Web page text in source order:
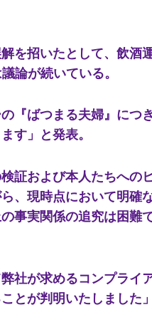
を招いたとして、飲酒
論が続いている。
『ばつまる夫婦』につ
す」と発表。
証および本人たちへの
、現時点において明確
事実関係の追究は困難
社が求めるコンプライ
とが判明いたしました」